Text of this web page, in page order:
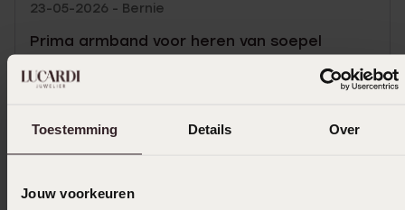
Toestemming Details Over
Jouw voorkeuren
23-05-2026 - Bernie
Prima armband voor heren van soepel